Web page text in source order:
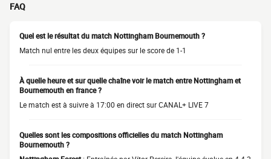
FAQ
Quel est le résultat du match Nottingham Bournemouth ?
Match nul entre les deux équipes sur le score de 1-1
À quelle heure et sur quelle chaîne voir le match entre Nottingham et
Bournemouth en france ?
Le match est à suivre à 17:00 en direct sur CANAL+ LIVE 7
Quelles sont les compositions officielles du match Nottingham
Bournemouth ?